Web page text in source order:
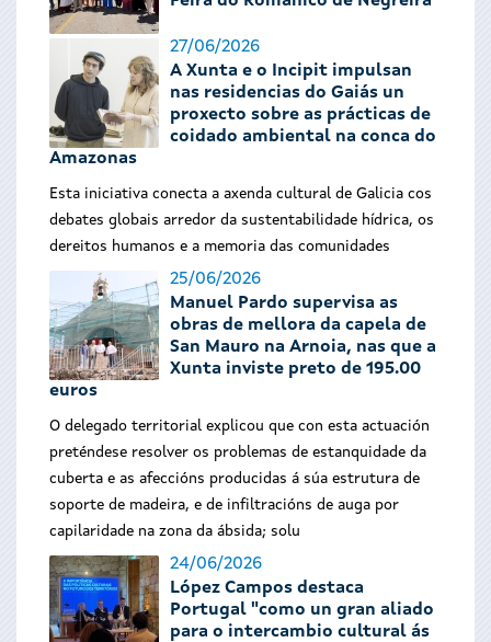
27/06/2026
A Xunta e o Incipit impulsan
nas residencias do Gaiás un
proxecto sobre as prácticas de
coidado ambiental na conca do
Amazonas
Esta iniciativa conecta a axenda cultural de Galicia cos
debates globais arredor da sustentabilidade hídrica, os
dereitos humanos e a memoria das comunidades
25/06/2026
Manuel Pardo supervisa as
obras de mellora da capela de
San Mauro na Arnoia, nas que a
Xunta inviste preto de 195.00
euros
O delegado territorial explicou que con esta actuación
preténdese resolver os problemas de estanquidade da
cuberta e as afeccións producidas á súa estrutura de
soporte de madeira, e de infiltracións de auga por
capilaridade na zona da ábsida; solu
24/06/2026
López Campos destaca
Portugal "como un gran aliado
para o intercambio cultural ás